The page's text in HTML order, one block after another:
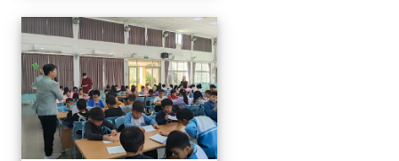
114年閱讀講座-與山的對話